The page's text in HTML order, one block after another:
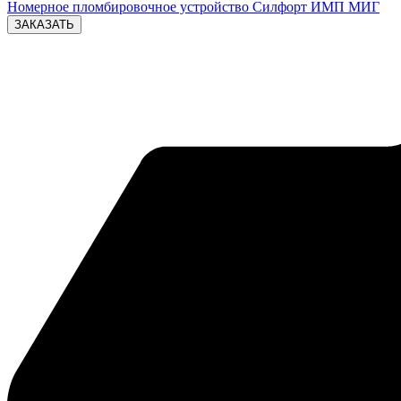
Номерное пломбировочное устройство Силфорт ИМП МИГ